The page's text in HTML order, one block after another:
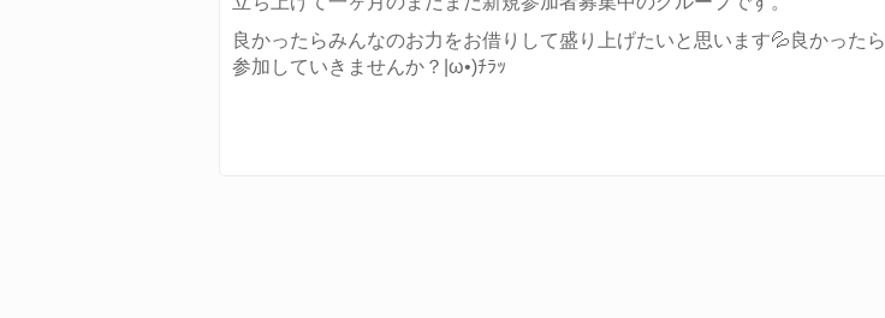
良かったらみんなのお力をお借りして盛り上げたいと思います💦良かったら
参加していきませんか？|ω•)ﾁﾗｯ